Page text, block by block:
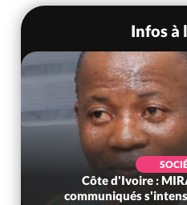
Infos à
Côte d'Ivoire :
communiqués